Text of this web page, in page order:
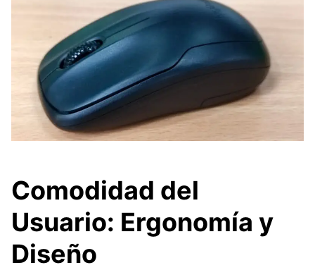
Comodidad del
Usuario: Ergonomía y
Diseño